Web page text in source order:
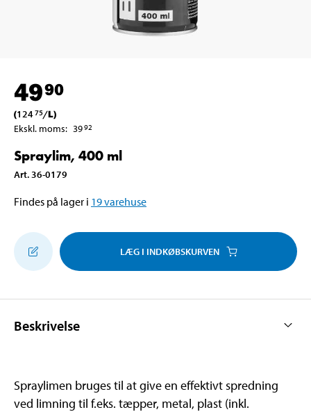
4990
(12475/L)
Ekskl. moms: 3992
Spraylim, 400 ml
Art. 36-0179
Findes på lager i 19varehuse
LÆG I INDKØBSKURVEN
Beskrivelse
Spraylimen bruges til at give en effektivt spredning
ved limning til f.eks. tæpper, metal, plast (inkl.